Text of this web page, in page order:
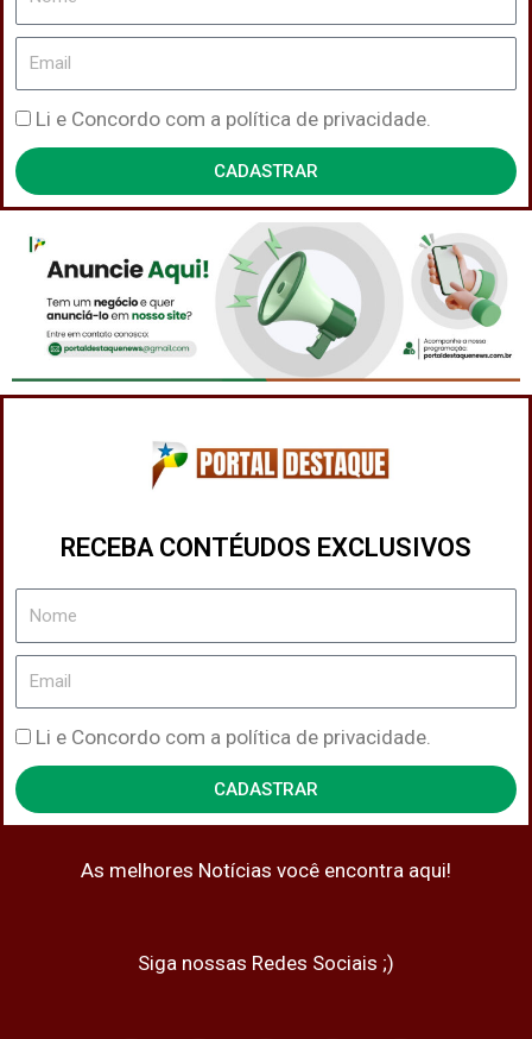
Email
Política
de
Privacidade
Li e Concordo com a política de privacidade.
CADASTRAR
RECEBA CONTÉUDOS EXCLUSIVOS
Nome
Email
Política
de
Privacidade
Li e Concordo com a política de privacidade.
CADASTRAR
As melhores Notícias você encontra aqui!
Siga nossas Redes Sociais ;)